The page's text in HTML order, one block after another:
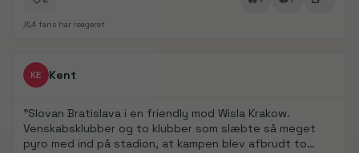
4 fans har reageret
FanDays bidrag
KE Kent
"Slovan Bratislava i en friendly mod Wisla Krakow.
Venskabsklubber og to klubber som slæbte så meget
pyro med ind på stadion, at kampen blev afbrudt to